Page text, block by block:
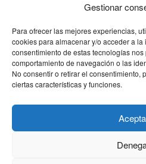
Gestionar
Para ofrecer las mejores experiencias,
cookies para almacenar y/o acceder a
consentimiento de estas tecnologías
comportamiento de navegación o las
No consentir o retirar el consentimiento,
ciertas características y funciones.
Clínica CEMTRO
II Curso Teórico-
Avanzada de Rodilla